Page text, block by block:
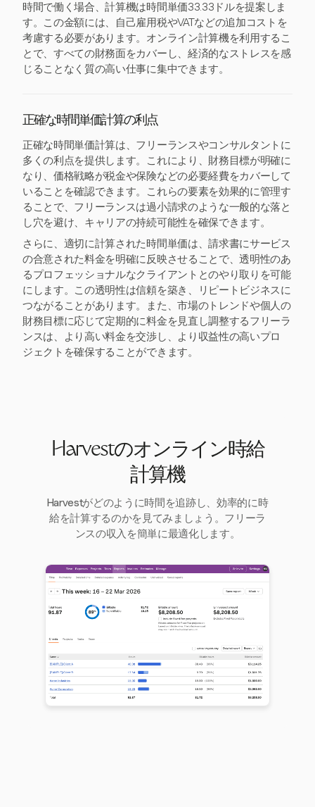
時間で働く場合、計算機は時間単価33.33ドルを提案しま
す。この金額には、自己雇用税やVATなどの追加コストを
考慮する必要があります。オンライン計算機を利用するこ
とで、すべての財務面をカバーし、経済的なストレスを感
じることなく質の高い仕事に集中できます。
正確な時間単価計算の利点
正確な時間単価計算は、フリーランスやコンサルタントに
多くの利点を提供します。これにより、財務目標が明確に
なり、価格戦略が税金や保険などの必要経費をカバーして
いることを確認できます。これらの要素を効果的に管理す
ることで、フリーランスは過小請求のような一般的な落と
し穴を避け、キャリアの持続可能性を確保できます。
さらに、適切に計算された時間単価は、請求書にサービス
の合意された料金を明確に反映させることで、透明性のあ
るプロフェッショナルなクライアントとのやり取りを可能
にします。この透明性は信頼を築き、リピートビジネスに
つながることがあります。また、市場のトレンドや個人の
財務目標に応じて定期的に料金を見直し調整するフリーラ
ンスは、より高い料金を交渉し、より収益性の高いプロ
ジェクトを確保することができます。
Harvestのオンライン時給
計算機
Harvestがどのように時間を追跡し、効率的に時
給を計算するのかを見てみましょう。フリーラ
ンスの収入を簡単に最適化します。